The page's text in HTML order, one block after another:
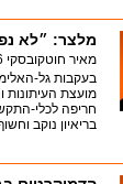
מלצר: ״לא
מאיר חוטקובסקי
בעקבות גל-
מועצת העיתונות
חריפה לכלי-
בריאיון נוקב